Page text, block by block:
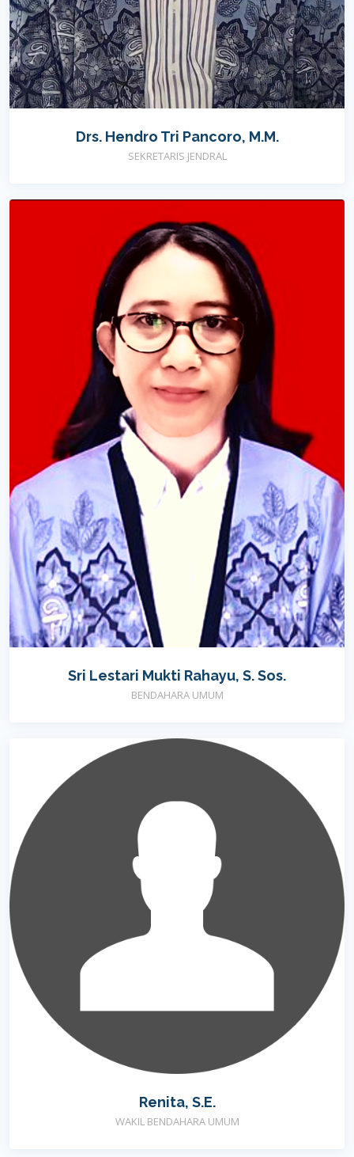
Drs. Hendro Tri Pancoro, M.M.
SEKRETARIS JENDRAL
Sri Lestari Mukti Rahayu, S. Sos.
BENDAHARA UMUM
Renita, S.E.
WAKIL BENDAHARA UMUM